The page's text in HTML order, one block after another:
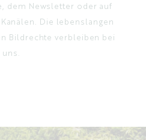
dem Newsletter oder auf
Die lebenslangen
Bildrechte verbleiben bei
uns.